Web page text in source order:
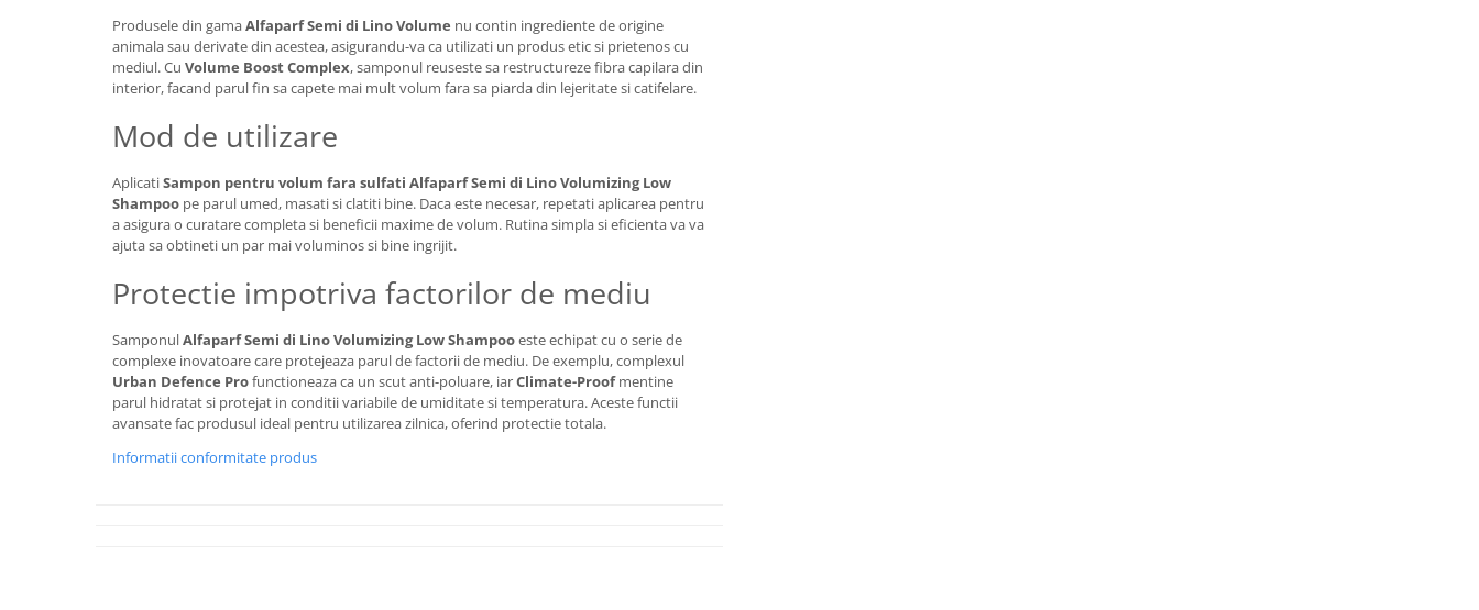
Produsele din gamaAlfaparf Semi di Lino Volume nu contin ingrediente de origine
animala sau derivate din acestea, asigurandu-va ca utilizati un produs etic si prietenos cu
mediul. Cu Volume Boost Complex, samponul reuseste sa restructureze fibra capilara din
interior, facand parul fin sa capete mai mult volum fara sa piarda din lejeritate si catifelare.
Mod de utilizare
AplicatiSampon pentru volum fara sulfati Alfaparf Semi di Lino Volumizing Low
Shampoo pe parul umed, masati si clatiti bine. Daca este necesar, repetati aplicarea pentru
a asigura o curatare completa si beneficii maxime de volum. Rutina simpla si eficienta va va
ajuta sa obtineti un par mai voluminos si bine ingrijit.
Protectie impotriva factorilor de mediu
SamponulAlfaparf Semi di Lino Volumizing Low Shampooeste echipat cu o serie de
complexe inovatoare care protejeaza parul de factorii de mediu. De exemplu, complexul
Urban Defence Profunctioneaza ca un scut anti-poluare, iarClimate-Proofmentine
parul hidratat si protejat in conditii variabile de umiditate si temperatura. Aceste functii
avansate fac produsul ideal pentru utilizarea zilnica, oferind protectie totala.
Informatii conformitate produs